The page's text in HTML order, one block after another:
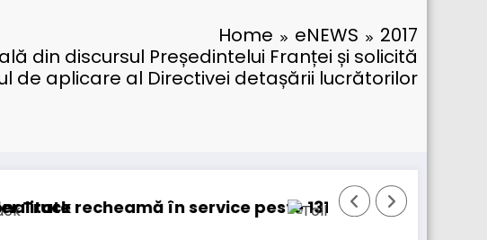
Home eNEWS
2017
din discursul Președintelui Franței și solicită
de aplicare al Directivei detașării lucrătorilor
131.000 de camioane
DKV Mobility achiziționează pachetul